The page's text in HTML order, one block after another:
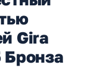
Gira
Бронза